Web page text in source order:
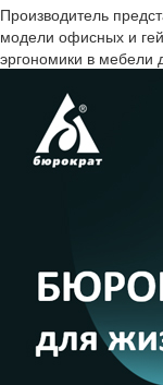
Производитель
модели офисных и
эргономики в мебели